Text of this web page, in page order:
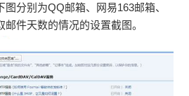
分别为QQ邮箱、网易163邮箱、
件天数的情况的设置截图。